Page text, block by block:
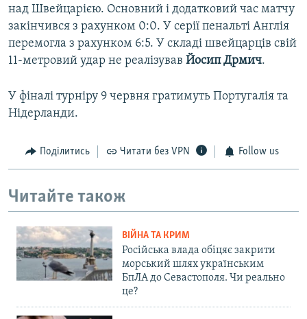
над Швейцарією. Основний і додатковий час матчу
закінчився з рахунком 0:0. У серії пенальті Англія
перемогла з рахунком 6:5. У складі швейцарців свій
11-метровий удар не реалізував Йосип Дрмич.
У фіналі турніру 9 червня гратимуть Португалія та
Нідерланди.
Поділитись Читати без VPN Follow us
Читайте також
ВІЙНА ТА КРИМ
Російська влада обіцяє закрити
морський шлях українським
БпЛА до Севастополя. Чи реально
це?